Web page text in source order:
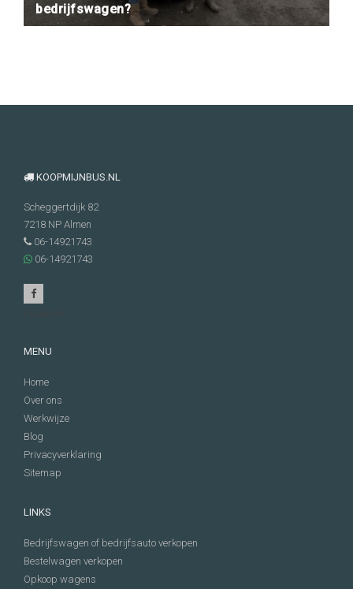
bedrijfswagen?
KOOPMIJNBUS.NL
Scheggertdijk 82
7218 NP Almen
06-14921743
06-14921743
MENU
Home
Over ons
Werkwijze
Blog
Privacyverklaring
Sitemap
LINKS
Bedrijfswagen of bedrijfsauto verkopen
Bestelwagen verkopen
Opkoop wagens